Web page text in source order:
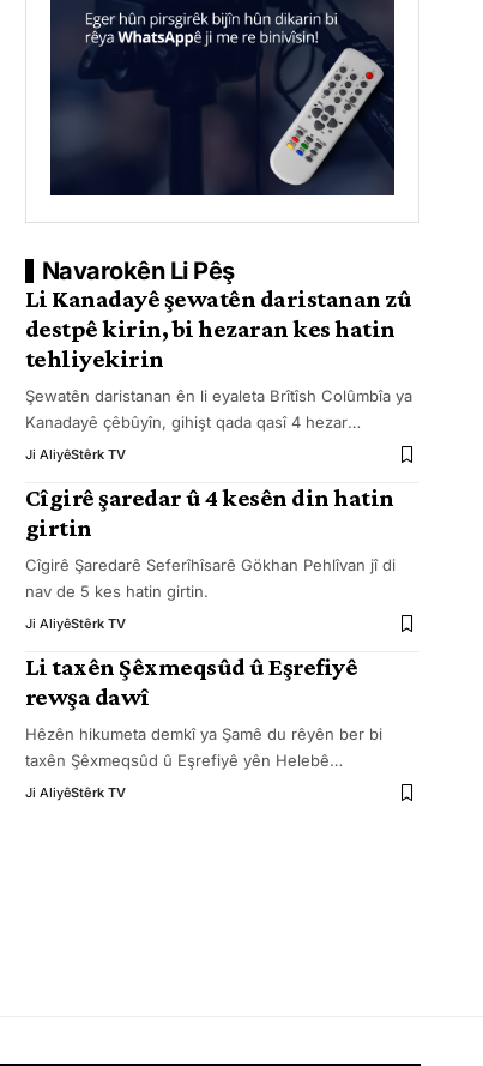
Navarokên Li Pêş
Li Kanadayê şewatên daristanan zû
destpê kirin, bi hezaran kes hatin
tehliyekirin
Şewatên daristanan ên li eyaleta Brîtîsh Colûmbîa ya
Kanadayê çêbûyîn, gihişt qada qasî 4 hezar…
Ji AliyêStêrk TV
Cîgirê şaredar û 4 kesên din hatin
girtin
Cîgirê Şaredarê Seferîhîsarê Gökhan Pehlîvan jî di
nav de 5 kes hatin girtin.
Ji AliyêStêrk TV
Li taxên Şêxmeqsûd û Eşrefiyê
rewşa dawî
Hêzên hikumeta demkî ya Şamê du rêyên ber bi
taxên Şêxmeqsûd û Eşrefiyê yên Helebê…
Ji AliyêStêrk TV